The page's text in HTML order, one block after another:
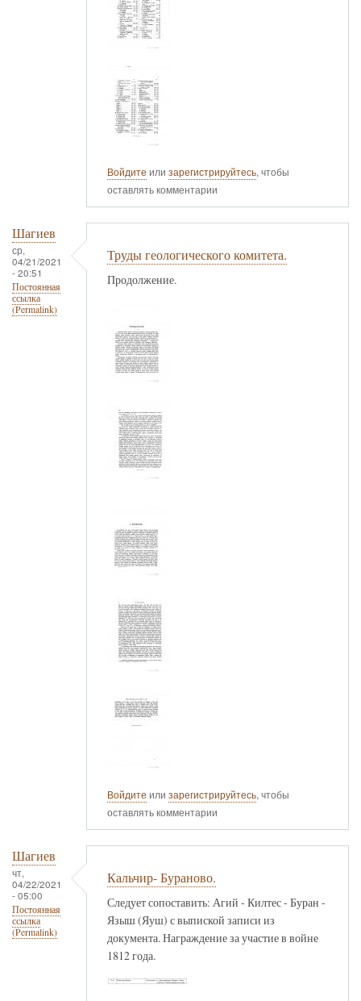
Войдите или зарегистрируйтесь, чтобы
оставлять комментарии
Шагиев
ср,
04/21/2021
- 20:51
Постоянная
ссылка
(Permalink)
Труды геологического комитета.
Продолжение.
Войдите или зарегистрируйтесь, чтобы
оставлять комментарии
Шагиев
чт,
04/22/2021
- 05:00
Постоянная
ссылка
(Permalink)
Кальчир- Бураново.
Следует сопоставить: Агий - Килтес - Буран -
Языш (Яуш) с выпиской записи из
документа. Награждение за участие в войне
1812 года.